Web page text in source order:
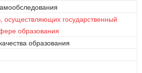
осуществляющих государственный
образования
образования